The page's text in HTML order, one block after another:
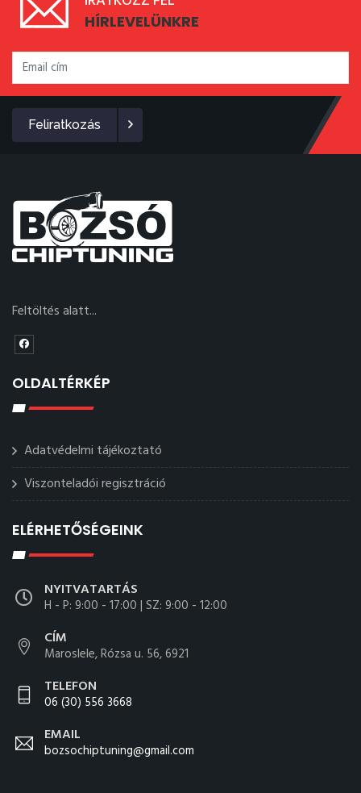
HÍRLEVELÜNKRE
Feliratkozás
Feltöltés alatt...
OLDALTÉRKÉP
Adatvédelmi tájékoztató
Viszonteladói regisztráció
ELÉRHETŐSÉGEINK
NYITVATARTÁS
H - P: 9:00 - 17:00 | SZ: 9:00 - 12:00
CÍM
Maroslele, Rózsa u. 56, 6921
TELEFON
06 (30) 556 3668
EMAIL
bozsochiptuning@gmail.com